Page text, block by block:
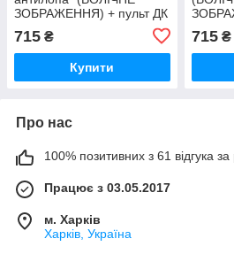
ЗОБРАЖЕННЯ) + пульт ДК
+батарейки (3ААА)
3DTOYSLAMP
715 ₴
Купити
(3ААА)
715₴
Про нас
100% позитивних з 61 відгука за
Працює з 03.05.2017
м. Харків
Харків, Україна